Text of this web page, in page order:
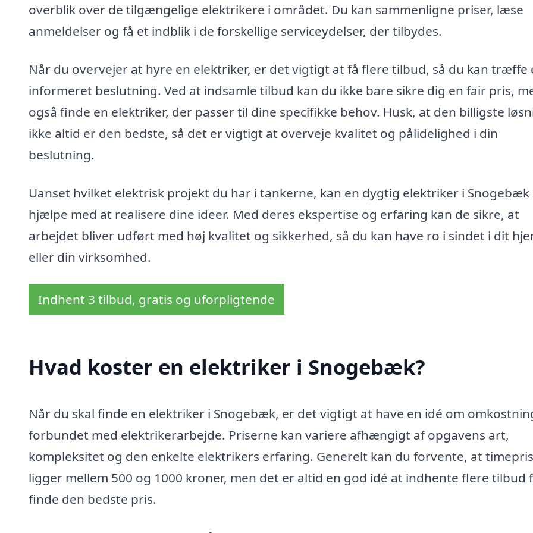
overblik over de tilgængelige elektrikere i området. Du kan sammenligne priser, læse
anmeldelser og få et indblik i de forskellige serviceydelser, der tilbydes.
Når du overvejer at hyre en elektriker, er det vigtigt at få flere tilbud, så du kan træffe
informeret beslutning. Ved at indsamle tilbud kan du ikke bare sikre dig en fair pris,
også finde en elektriker, der passer til dine specifikke behov. Husk, at den billigste
ikke altid er den bedste, så det er vigtigt at overveje kvalitet og pålidelighed i din
beslutning.
Uanset hvilket elektrisk projekt du har i tankerne, kan en dygtig elektriker i Snogebæk
hjælpe med at realisere dine ideer. Med deres ekspertise og erfaring kan de sikre, at
arbejdet bliver udført med høj kvalitet og sikkerhed, så du kan have ro i sindet i dit
eller din virksomhed.
Indhent 3 tilbud, gratis og uforpligtende
Hvad koster en elektriker i Snogebæk?
Når du skal finde en elektriker i Snogebæk, er det vigtigt at have en idé om
forbundet med elektrikerarbejde. Priserne kan variere afhængigt af opgavens art,
kompleksitet og den enkelte elektrikers erfaring. Generelt kan du forvente, at
ligger mellem 500 og 1000 kroner, men det er altid en god idé at indhente flere tilbud
finde den bedste pris.